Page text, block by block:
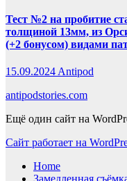
Тест №2 на пробитие
толщиной 13мм, из
(+2 бонусом) видами
15.09.2024 Antipod
antipodstories.com
Ещё один сайт на
Сайт работает на
Home